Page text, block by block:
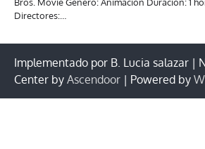
Bros. Movie Género: Animación Duración: 1
Directores:…
Implementado por B. Lucia salazar |
Center by Ascendoor | Powered by